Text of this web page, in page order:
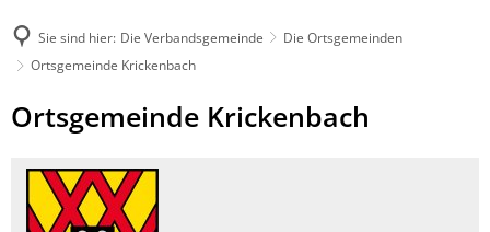
Sie sind hier: Die Verbandsgemeinde
Die Ortsgemeinden
Ortsgemeinde Krickenbach
Ortsgemeinde
Ortsgemeinde Krickenbach